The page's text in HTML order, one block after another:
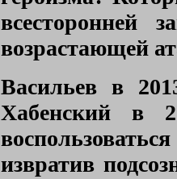
всесторонней
возрастающей
Васильев в
Хабенский в
извратив